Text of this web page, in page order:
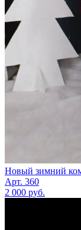
Новый зимний
Арт. 360
2 000 руб.